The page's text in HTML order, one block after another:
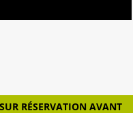
RÉSERVATION AVANT